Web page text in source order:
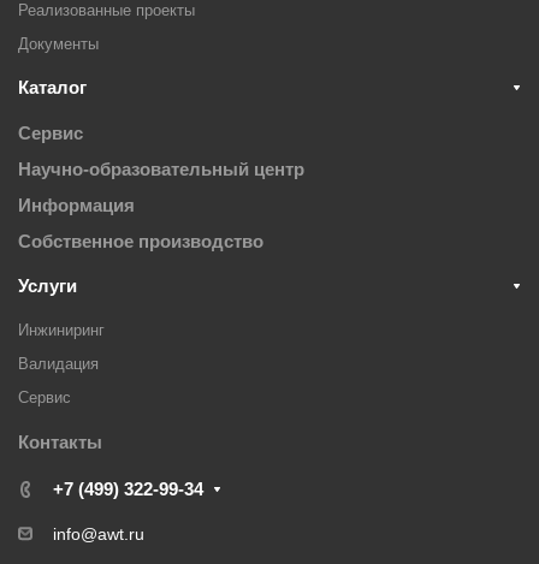
Реализованные проекты
Документы
Каталог
Сервис
Научно-образовательный центр
Информация
Собственное производство
Услуги
Инжиниринг
Валидация
Cервис
Контакты
+7 (499) 322-99-34
info@awt.ru